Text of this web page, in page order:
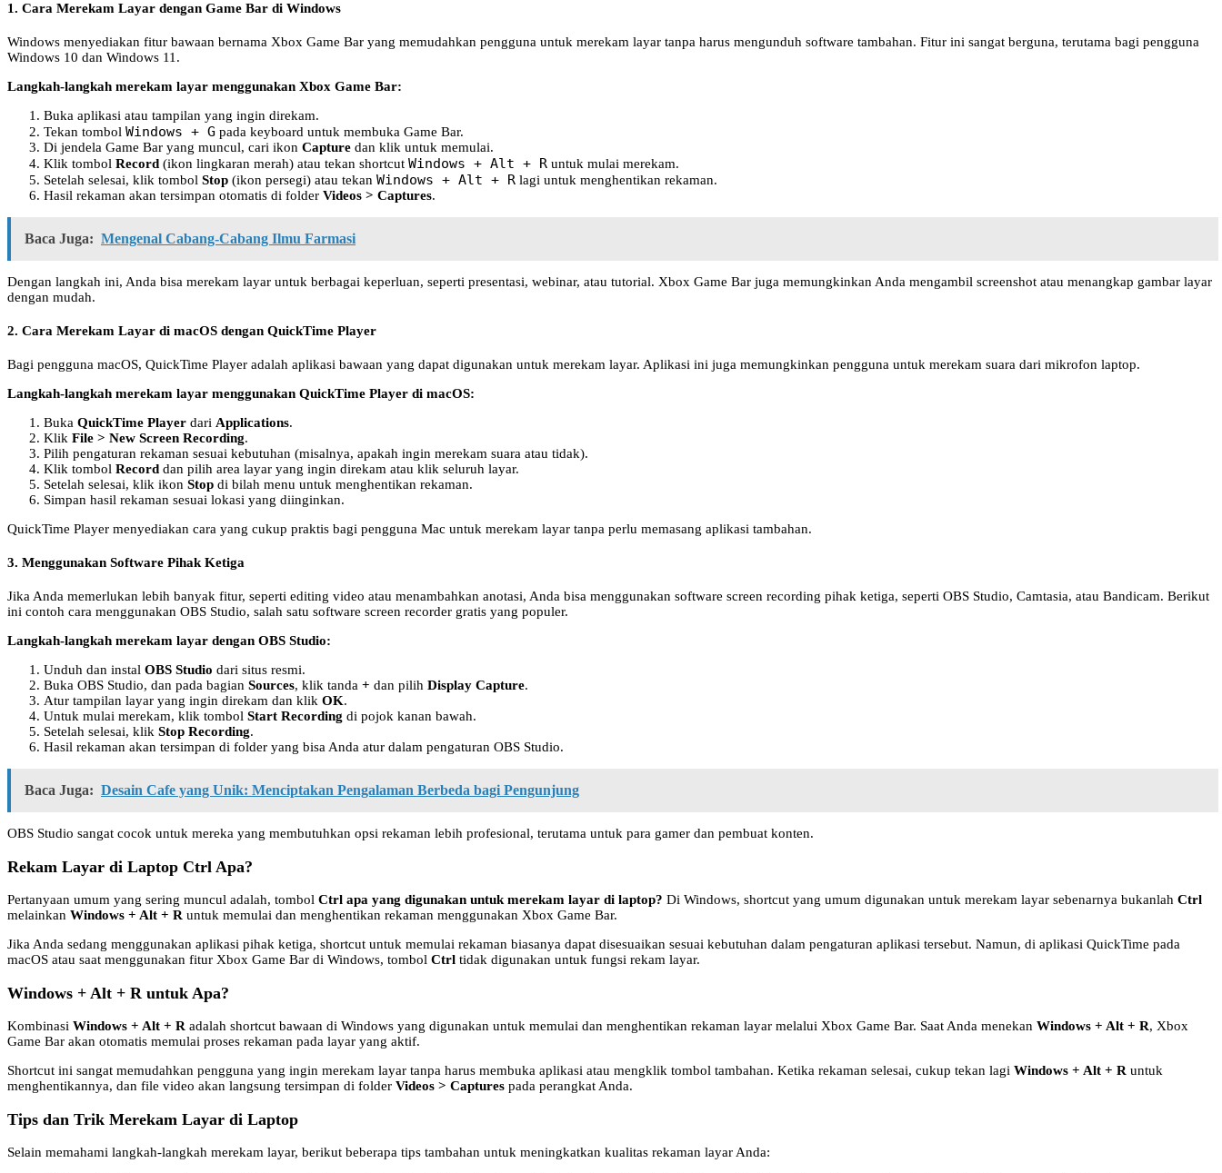
1. Cara Merekam Layar dengan Game Bar di Windows
Windows menyediakan fitur bawaan bernama Xbox Game Bar yang memudahkan pengguna untuk merekam layar tanpa harus mengunduh software tambahan. Fitur ini sangat berguna, terutama bagi pengguna
Windows 10 dan Windows 11.
Langkah-langkah merekam layar menggunakan Xbox Game Bar:
Buka aplikasi atau tampilan yang ingin direkam.
Tekan tombol Windows + G pada keyboard untuk membuka Game Bar.
Di jendela Game Bar yang muncul, cari ikon Capture dan klik untuk memulai.
Klik tombol Record (ikon lingkaran merah) atau tekan shortcut Windows + Alt + R untuk mulai merekam.
Setelah selesai, klik tombol Stop (ikon persegi) atau tekan Windows + Alt + R lagi untuk menghentikan rekaman.
Hasil rekaman akan tersimpan otomatis di folder Videos > Captures.
Baca Juga: Mengenal Cabang-Cabang Ilmu Farmasi
Dengan langkah ini, Anda bisa merekam layar untuk berbagai keperluan, seperti presentasi, webinar, atau tutorial. Xbox Game Bar juga memungkinkan Anda mengambil screenshot atau menangkap gambar layar
dengan mudah.
2. Cara Merekam Layar di macOS dengan QuickTime Player
Bagi pengguna macOS, QuickTime Player adalah aplikasi bawaan yang dapat digunakan untuk merekam layar. Aplikasi ini juga memungkinkan pengguna untuk merekam suara dari mikrofon laptop.
Langkah-langkah merekam layar menggunakan QuickTime Player di macOS:
Buka QuickTime Player dari Applications.
Klik File > New Screen Recording.
Pilih pengaturan rekaman sesuai kebutuhan (misalnya, apakah ingin merekam suara atau tidak).
Klik tombol Record dan pilih area layar yang ingin direkam atau klik seluruh layar.
Setelah selesai, klik ikon Stop di bilah menu untuk menghentikan rekaman.
Simpan hasil rekaman sesuai lokasi yang diinginkan.
QuickTime Player menyediakan cara yang cukup praktis bagi pengguna Mac untuk merekam layar tanpa perlu memasang aplikasi tambahan.
3. Menggunakan Software Pihak Ketiga
Jika Anda memerlukan lebih banyak fitur, seperti editing video atau menambahkan anotasi, Anda bisa menggunakan software screen recording pihak ketiga, seperti OBS Studio, Camtasia, atau Bandicam. Berikut
ini contoh cara menggunakan OBS Studio, salah satu software screen recorder gratis yang populer.
Langkah-langkah merekam layar dengan OBS Studio:
Unduh dan instal OBS Studio dari situs resmi.
Buka OBS Studio, dan pada bagian Sources, klik tanda + dan pilih Display Capture.
Atur tampilan layar yang ingin direkam dan klik OK.
Untuk mulai merekam, klik tombol Start Recording di pojok kanan bawah.
Setelah selesai, klik Stop Recording.
Hasil rekaman akan tersimpan di folder yang bisa Anda atur dalam pengaturan OBS Studio.
Baca Juga: Desain Cafe yang Unik: Menciptakan Pengalaman Berbeda bagi Pengunjung
OBS Studio sangat cocok untuk mereka yang membutuhkan opsi rekaman lebih profesional, terutama untuk para gamer dan pembuat konten.
Rekam Layar di Laptop Ctrl Apa?
Pertanyaan umum yang sering muncul adalah, tombol Ctrl apa yang digunakan untuk merekam layar di laptop? Di Windows, shortcut yang umum digunakan untuk merekam layar sebenarnya bukanlah Ctrl
melainkan Windows + Alt + R untuk memulai dan menghentikan rekaman menggunakan Xbox Game Bar.
Jika Anda sedang menggunakan aplikasi pihak ketiga, shortcut untuk memulai rekaman biasanya dapat disesuaikan sesuai kebutuhan dalam pengaturan aplikasi tersebut. Namun, di aplikasi QuickTime pada
macOS atau saat menggunakan fitur Xbox Game Bar di Windows, tombol Ctrl tidak digunakan untuk fungsi rekam layar.
Windows + Alt + R untuk Apa?
Kombinasi Windows + Alt + R adalah shortcut bawaan di Windows yang digunakan untuk memulai dan menghentikan rekaman layar melalui Xbox Game Bar. Saat Anda menekan Windows + Alt + R, Xbox
Game Bar akan otomatis memulai proses rekaman pada layar yang aktif.
Shortcut ini sangat memudahkan pengguna yang ingin merekam layar tanpa harus membuka aplikasi atau mengklik tombol tambahan. Ketika rekaman selesai, cukup tekan lagi Windows + Alt + R untuk
menghentikannya, dan file video akan langsung tersimpan di folder Videos > Captures pada perangkat Anda.
Tips dan Trik Merekam Layar di Laptop
Selain memahami langkah-langkah merekam layar, berikut beberapa tips tambahan untuk meningkatkan kualitas rekaman layar Anda: